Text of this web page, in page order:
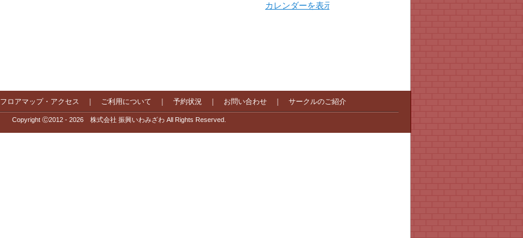
カレンダーを表示
フロアマップ・アクセス ご利用について 予約状況 お問い合わせ サークルのご紹介
Copyright Ⓒ2012 - 2026 株式会社 振興いわみざわ All Rights Reserved.